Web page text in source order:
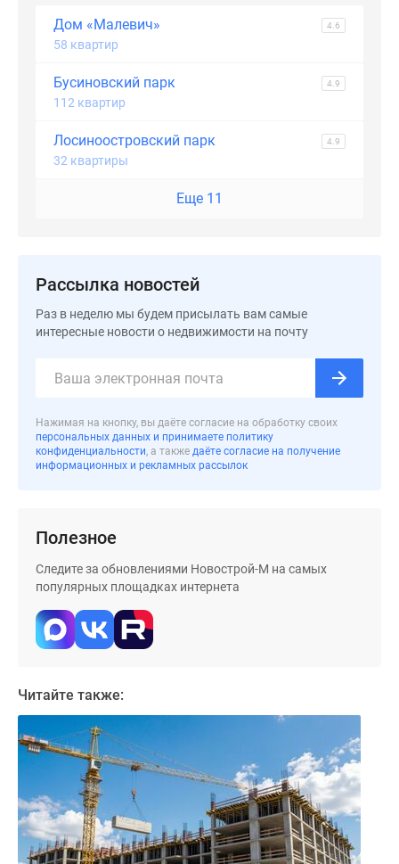
Коттеджные
поселки
Коттеджные
поселки
поселки
водоема
ипотеку
Бизнес-
центры
Коттеджи
Скидки
Макс
Дом «Малевич» 4.6
58 квартир
Бусиновский парк 4.9
112 квартир
Лосиноостровский парк 4.9
32 квартиры
Еще 11
Рассылка новостей
Раз в неделю мы будем присылать вам самые
интересные новости о недвижимости на почту
Нажимая на кнопку, вы даёте согласие на обработку своих
персональных данных и принимаете политику
конфиденциальности, а также даёте согласие на получение
информационных и рекламных рассылок
Полезное
Следите за обновлениями Новострой-М на самых
популярных площадках интернета
Читайте также: